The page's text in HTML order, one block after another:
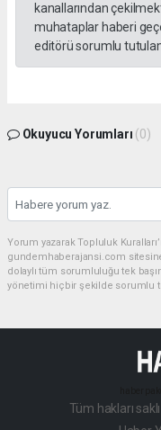
kanallarından
muhataplar haberi
editörü sorumlu
Okuyucu Yorumları (0)
Yorum yazarak Topluluk
gundemhaberajansi.com
dolaylı tüm sorumluluğu tek
yönetimi hiçbir şekilde sorumlu
Tüm hakları